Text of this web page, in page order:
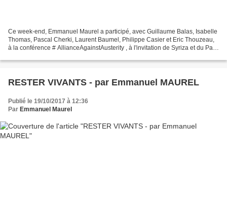
Ce week-end, Emmanuel Maurel a participé, avec Guillaume Balas, Isabelle
Thomas, Pascal Cherki, Laurent Baumel, Philippe Casier et Eric Thouzeau,
à la conférence # AllianceAgainstAusterity , à l'invitation de Syriza et du Parti
RESTER VIVANTS - par Emmanuel MAUREL
Publié le 19/10/2017 à 12:36
Par Emmanuel Maurel